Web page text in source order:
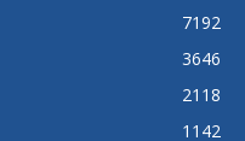
7192
3646
2118
1142